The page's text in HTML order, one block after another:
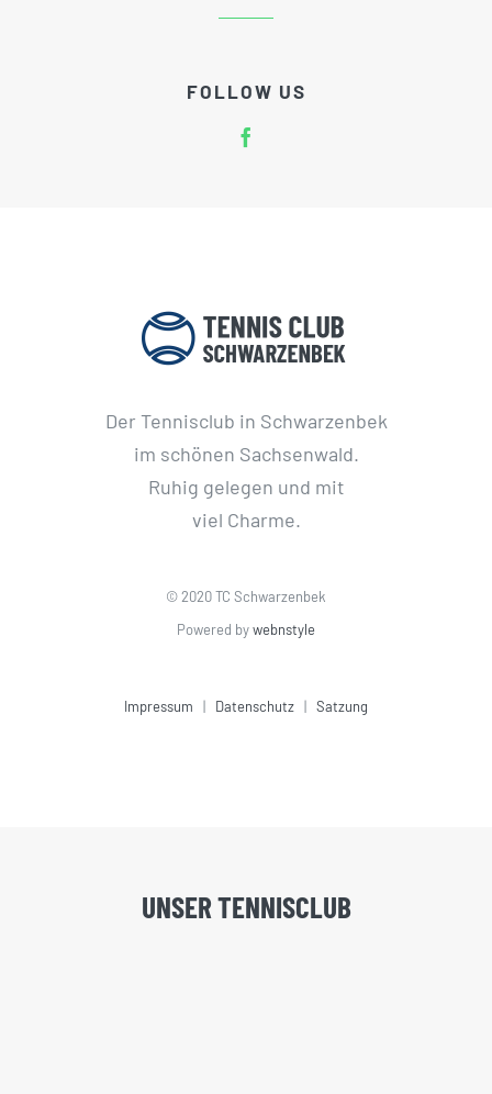
FOLLOW US
Der Tennisclub in Schwarzenbek
im schönen Sachsenwald.
Ruhig gelegen und mit
viel Charme.
© 2020 TC Schwarzenbek
Powered bywebnstyle
Impressum | Datenschutz | Satzung
UNSER TENNISCLUB